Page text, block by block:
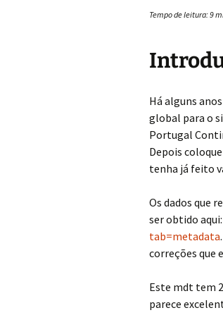
Tempo de leitura:9
Há alguns
global para o
Portugal
Depois
tenha já feito
Os dados que
ser obtido aqui:
tab=metadata
correções que
Este mdt tem
parece